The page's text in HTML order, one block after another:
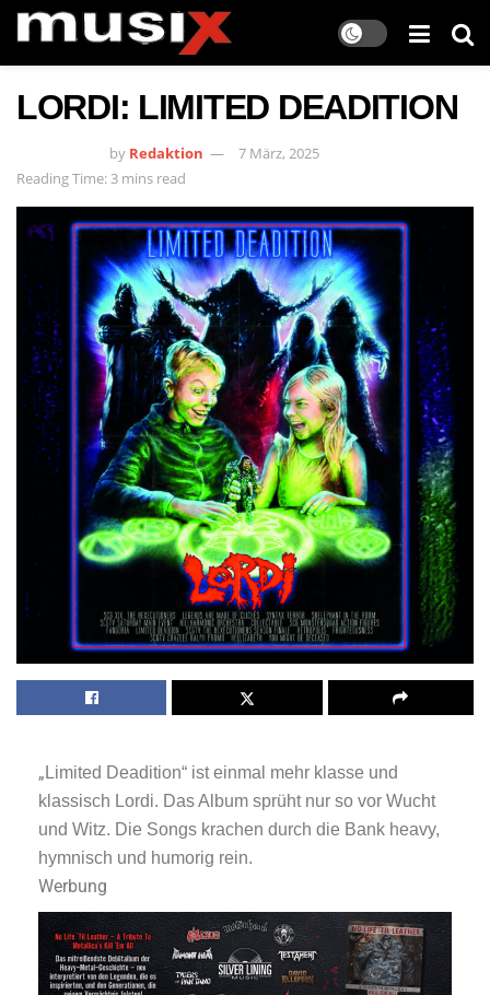
LORDI: LIMITED DEADITION
by Redaktion
7 März, 2025
Reading Time: 3 mins read
„ Limited Deadition“ ist einmal mehr klasse und
klassisch Lordi. Das Album sprüht nur so vor Wucht
und Witz. Die Songs krachen durch die Bank heavy,
hymnisch und humorig rein.
Werbung